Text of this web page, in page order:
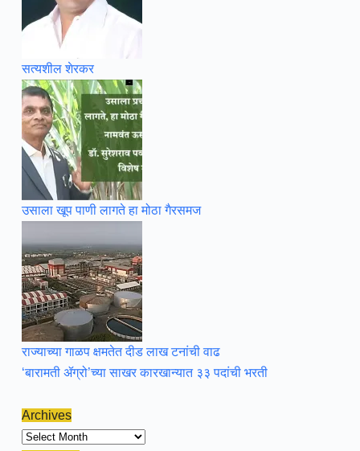
सत्यशील शेरकर
उसाला खूप पाणी लागते हा मोठा गैरसमज
राज्याच्या गाळप क्षमतेत दीड लाख टनांची वाढ
‘बारामती ॲग्रो’च्या साखर कारखान्यात ३३ पदांची भरती
Archives
Archives